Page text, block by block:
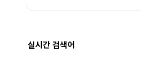
실시간 검색어